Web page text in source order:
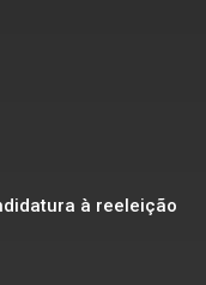
à reeleição